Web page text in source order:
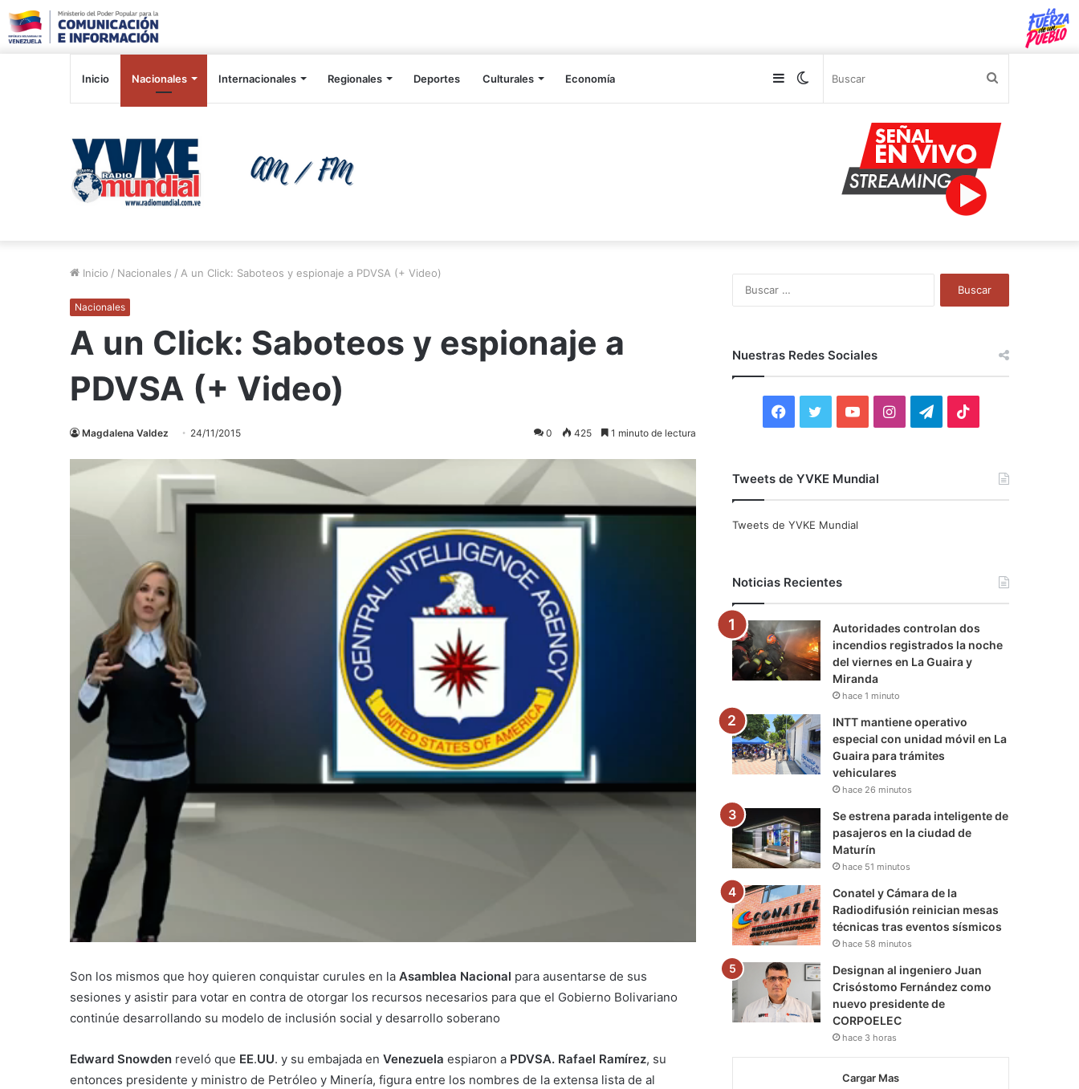
Inicio Nacionales Internacionales Regionales Deportes Culturales Economía Switch
Sidebar
Inicio / Nacionales / A un Click: Saboteos y espionaje a PDVSA (+ Video)
Nacionales
A un Click: Saboteos y espionaje a
PDVSA (+ Video)
Magdalena Valdez 24/11/2015 0 425 1 minuto de lectura
Son los mismos que hoy quieren conquistar curules en la Asamblea Nacional para ausentarse de sus
sesiones y asistir para votar en contra de otorgar los recursos necesarios para que el Gobierno Bolivariano
continúe desarrollando su modelo de inclusión social y desarrollo soberano
Edward Snowden reveló que EE.UU. y su embajada en Venezuela espiaron a PDVSA. Rafael Ramírez, su
entonces presidente y ministro de Petróleo y Minería, figura entre los nombres de la extensa lista de al
Nuestras Redes Sociales
F
c
o
k
i
r
Y
u
e
I
r
a
m
T
a
m
Tweets de YVKE Mundial
Tweets de YVKE Mundial
Noticias Recientes
Autoridades controlan dos
incendios registrados la noche
del viernes en La Guaira y
Miranda
hace 1 minuto
INTT mantiene operativo
especial con unidad móvil en La
Guaira para trámites
vehiculares
hace 26 minutos
Se estrena parada inteligente de
pasajeros en la ciudad de
Maturín
hace 51 minutos
Conatel y Cámara de la
Radiodifusión reinician mesas
técnicas tras eventos sísmicos
hace 58 minutos
Designan al ingeniero Juan
Crisóstomo Fernández como
nuevo presidente de
CORPOELEC
hace 3 horas
Cargar Mas